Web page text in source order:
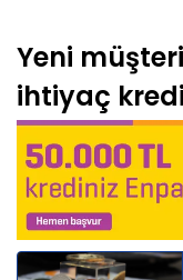
Yeni
ihtiyaç